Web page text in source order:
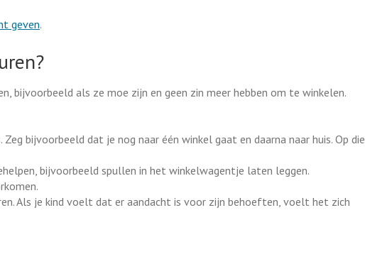
geven.
bijvoorbeeld als ze moe zijn en geen zin meer hebben om te winkelen.
bijvoorbeeld dat je nog naar één winkel gaat en daarna naar huis. Op die
bijvoorbeeld spullen in het winkelwagentje laten leggen.
Als je kind voelt dat er aandacht is voor zijn behoeften, voelt het zich